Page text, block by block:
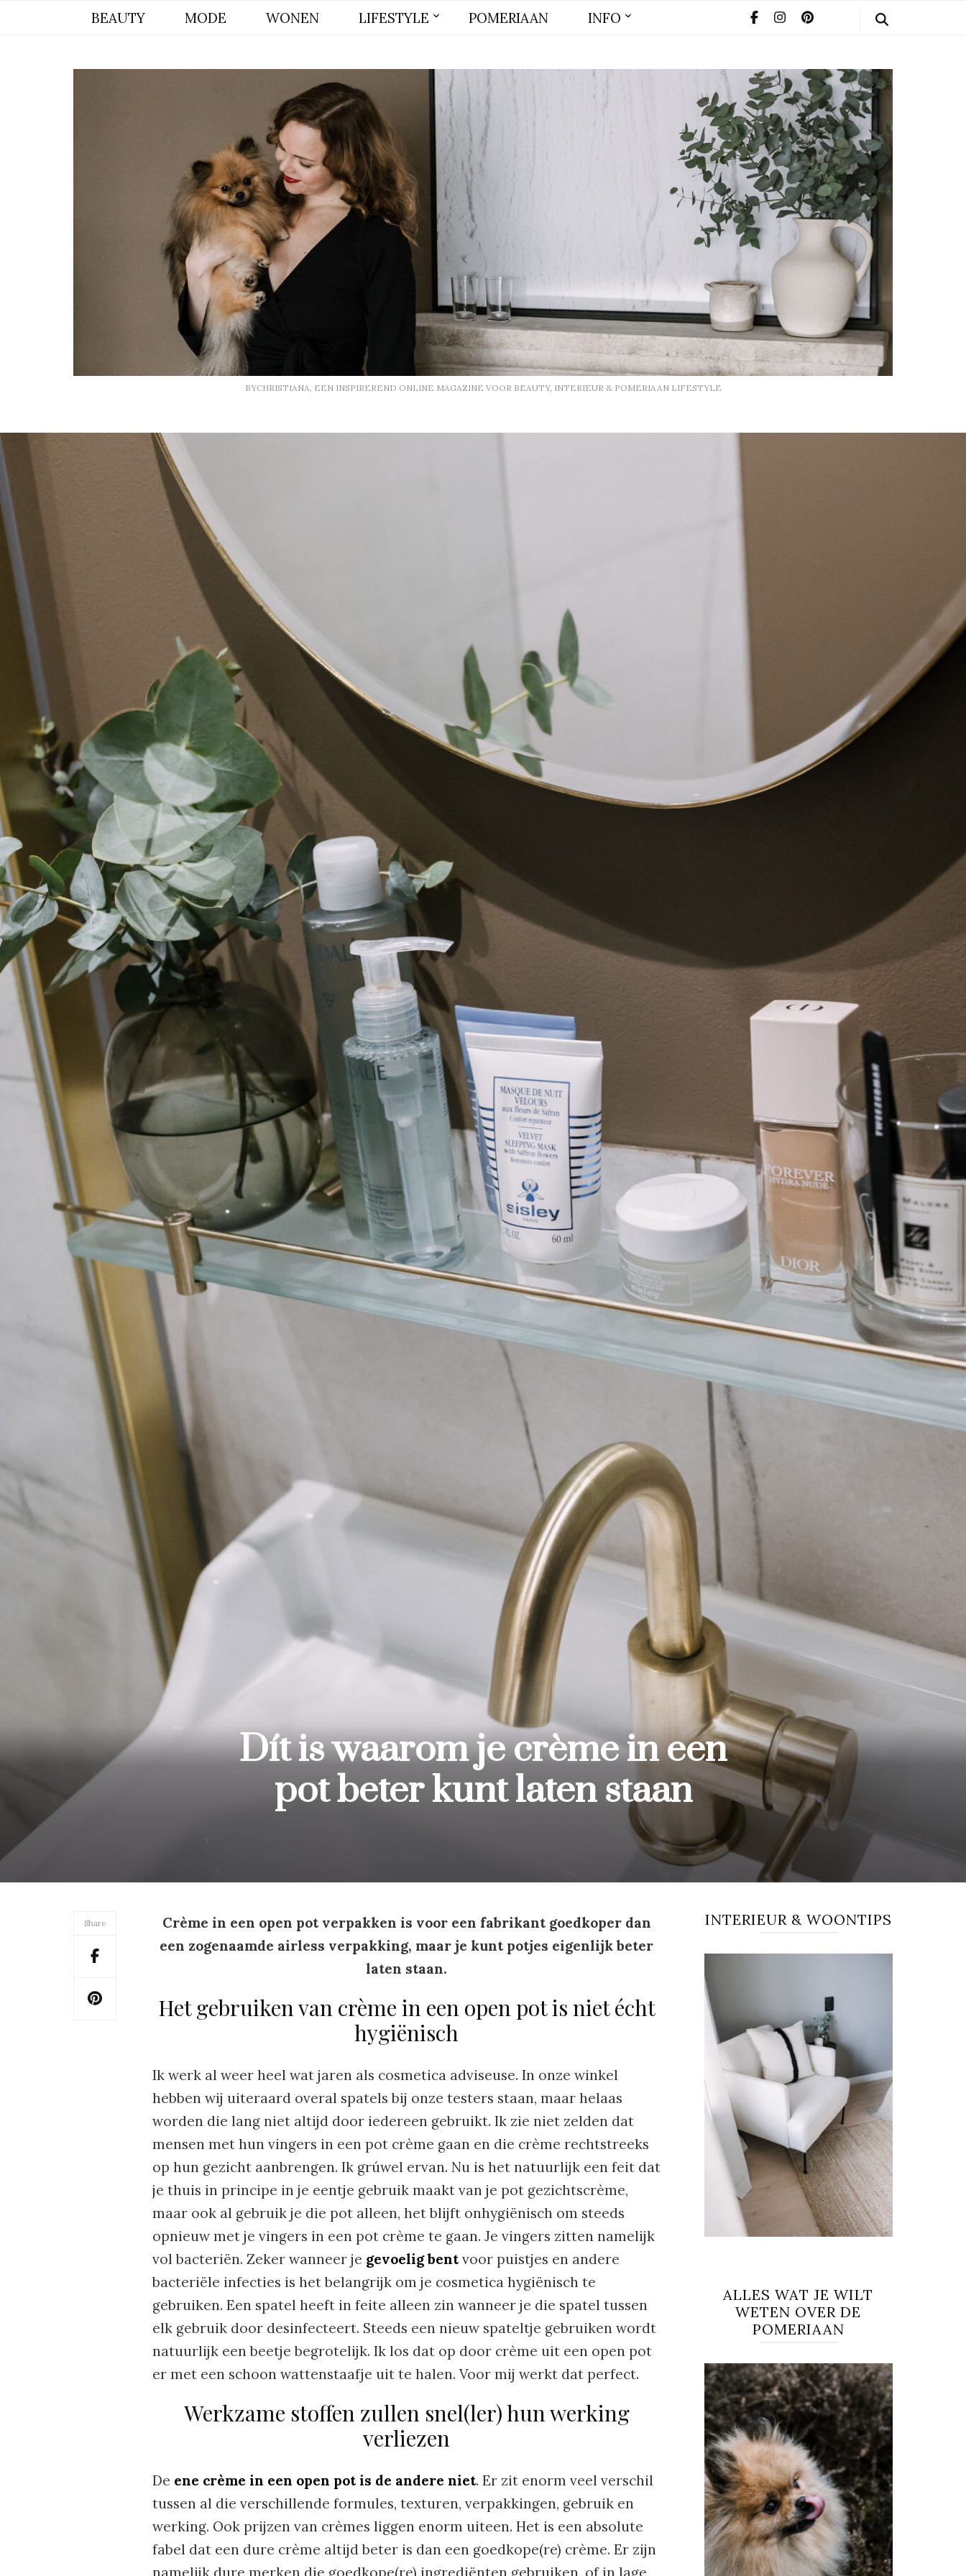
BEAUTY MODE WONEN LIFESTYLE POMERIAAN INFO
BYCHRISTIANA, EEN INSPIREREND ONLINE MAGAZINE VOOR BEAUTY, INTERIEUR & POMERIAAN LIFESTYLE
BYCHRISTIANA, EEN INSPIREREND
ONLINE MAGAZINE VOOR BEAUTY,
BEAUTY MODE WONEN LIFESTYLE POMERIAAN
Dít is waarom je crème in een
pot beter kunt laten staan
Share
Crème in een open pot verpakken is voor een fabrikant goedkoper dan
een zogenaamde airless verpakking, maar je kunt potjes eigenlijk beter
laten staan.
Het gebruiken van crème in een open pot is niet écht
hygiënisch
Ik werk al weer heel wat jaren als cosmetica adviseuse. In onze winkel
hebben wij uiteraard overal spatels bij onze testers staan, maar helaas
worden die lang niet altijd door iedereen gebruikt. Ik zie niet zelden dat
mensen met hun vingers in een pot crème gaan en die crème rechtstreeks
op hun gezicht aanbrengen. Ik grúwel ervan. Nu is het natuurlijk een feit dat
je thuis in principe in je eentje gebruik maakt van je pot gezichtscrème,
maar ook al gebruik je die pot alleen, het blijft onhygiënisch om steeds
opnieuw met je vingers in een pot crème te gaan. Je vingers zitten namelijk
vol bacteriën. Zeker wanneer je gevoelig bentvoor puistjes en andere
bacteriële infecties is het belangrijk om je cosmetica hygiënisch te
gebruiken. Een spatel heeft in feite alleen zin wanneer je die spatel tussen
elk gebruik door desinfecteert. Steeds een nieuw spateltje gebruiken wordt
natuurlijk een beetje begrotelijk. Ik los dat op door crème uit een open pot
er met een schoon wattenstaafje uit te halen. Voor mij werkt dat perfect.
Werkzame stoffen zullen snel(ler) hun werking
verliezen
De ene crème in een open pot is de andere niet. Er zit enorm veel verschil
tussen al die verschillende formules, texturen, verpakkingen, gebruik en
werking. Ook prijzen van crèmes liggen enorm uiteen. Het is een absolute
fabel dat een dure crème altijd beter is dan een goedkope(re) crème. Er zijn
namelijk dure merken die goedkope(re) ingrediënten gebruiken, of in lage
INTERIEUR & WOONTIPS
ALLES WAT JE WILT
WETEN OVER DE
POMERIAAN